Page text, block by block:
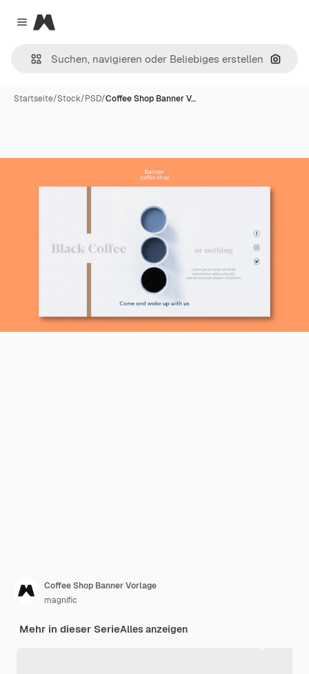
Close menu
Magnific
Nach
Startseite/Stock/PSD/Coffee Shop Banner V…
Coffee Shop Banner Vorlage
magnific
Mehr in dieser SerieAlles anzeigen